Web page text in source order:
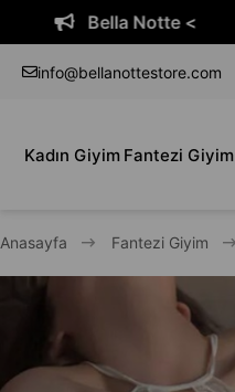
info@bellanottestore.com
Kadın Giyim Fantezi Giyim
Anasayfa Fantezi Giyim